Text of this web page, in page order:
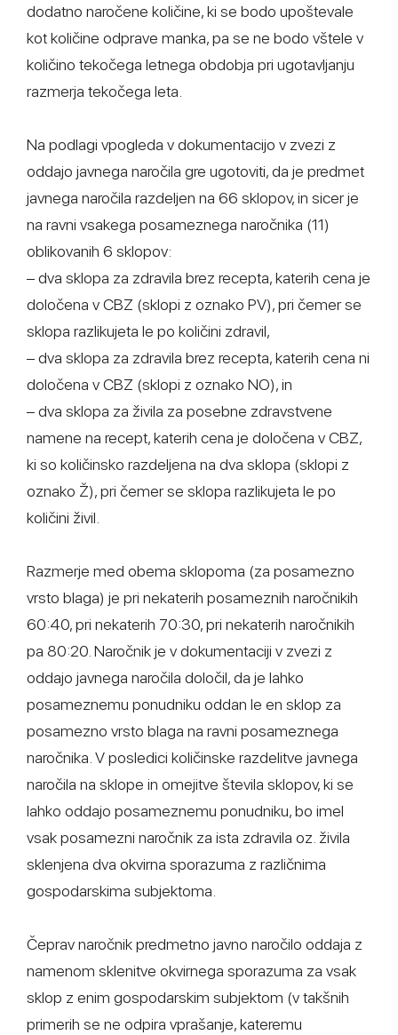
dodatno naročene količine, ki se bodo upoštevale
kot količine odprave manka, pa se ne bodo vštele v
količino tekočega letnega obdobja pri ugotavljanju
razmerja tekočega leta.
Na podlagi vpogleda v dokumentacijo v zvezi z
oddajo javnega naročila gre ugotoviti, da je predmet
javnega naročila razdeljen na 66 sklopov, in sicer je
na ravni vsakega posameznega naročnika (11)
oblikovanih 6 sklopov:
– dva sklopa za zdravila brez recepta, katerih cena je
določena v CBZ (sklopi z oznako PV), pri čemer se
sklopa razlikujeta le po količini zdravil,
– dva sklopa za zdravila brez recepta, katerih cena ni
določena v CBZ (sklopi z oznako NO), in
– dva sklopa za živila za posebne zdravstvene
namene na recept, katerih cena je določena v CBZ,
ki so količinsko razdeljena na dva sklopa (sklopi z
oznako Ž), pri čemer se sklopa razlikujeta le po
količini živil.
Razmerje med obema sklopoma (za posamezno
vrsto blaga) je pri nekaterih posameznih naročnikih
60:40, pri nekaterih 70:30, pri nekaterih naročnikih
pa 80:20. Naročnik je v dokumentaciji v zvezi z
oddajo javnega naročila določil, da je lahko
posameznemu ponudniku oddan le en sklop za
posamezno vrsto blaga na ravni posameznega
naročnika. V posledici količinske razdelitve javnega
naročila na sklope in omejitve števila sklopov, ki se
lahko oddajo posameznemu ponudniku, bo imel
vsak posamezni naročnik za ista zdravila oz. živila
sklenjena dva okvirna sporazuma z različnima
gospodarskima subjektoma.
Čeprav naročnik predmetno javno naročilo oddaja z
namenom sklenitve okvirnega sporazuma za vsak
sklop z enim gospodarskim subjektom (v takšnih
primerih se ne odpira vprašanje, kateremu